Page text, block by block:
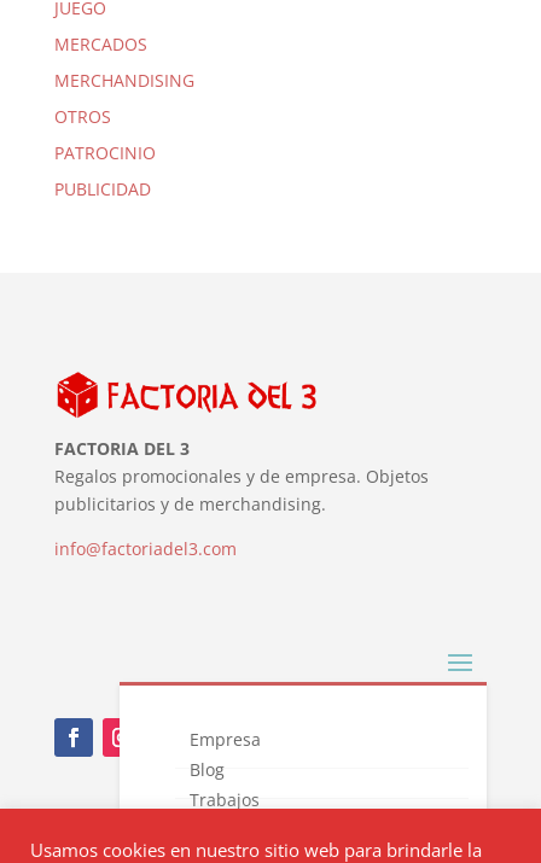
JUEGO
MERCADOS
MERCHANDISING
OTROS
PATROCINIO
PUBLICIDAD
FACTORIA DEL 3
Regalos promocionales y de empresa. Objetos
publicitarios y de merchandising.
info@factoriadel3.com
Empresa
Blog
Trabajos
Nota Legal
Usamos cookies en nuestro sitio web para brindarle la